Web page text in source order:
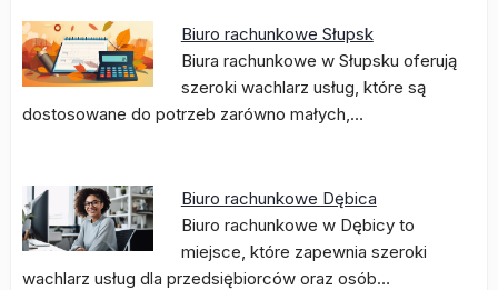
Biuro rachunkowe Słupsk
Biura rachunkowe w Słupsku oferują
szeroki wachlarz usług, które są
dostosowane do potrzeb zarówno małych,…
Biuro rachunkowe Dębica
Biuro rachunkowe w Dębicy to
miejsce, które zapewnia szeroki
wachlarz usług dla przedsiębiorców oraz osób…